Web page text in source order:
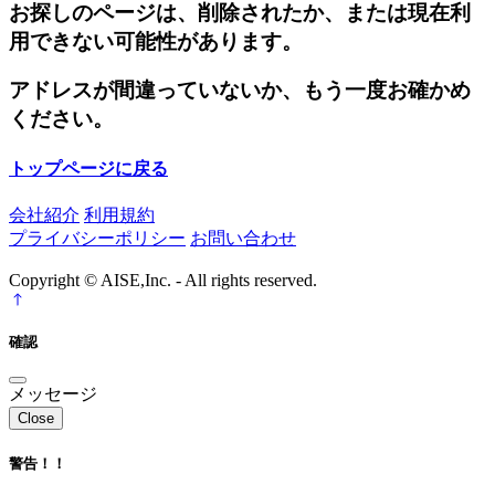
お探しのページは、削除されたか、または現在利
用できない可能性があります。
アドレスが間違っていないか、もう一度お確かめ
ください。
トップページに戻る
会社紹介 利用規約
プライバシーポリシー お問い合わせ
Copyright © AISE,Inc. - All rights reserved.
確認
メッセージ
Close
警告！！